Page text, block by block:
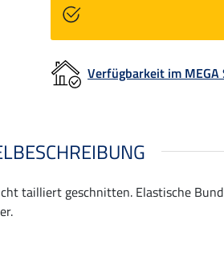
Verfügbarkeit im MEGA
tailliert geschnitten. Elastische